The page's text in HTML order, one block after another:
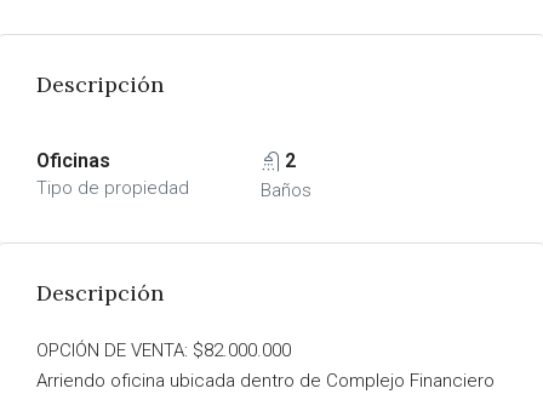
Descripción
Oficinas
Tipo de propiedad
2
Baños
Descripción
OPCIÓN DE VENTA: $82.000.000
Arriendo oficina ubicada dentro de Complejo Financiero